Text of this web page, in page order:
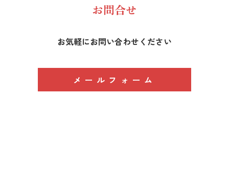
お問合せ
お気軽にお問い合わせください
メールフォーム